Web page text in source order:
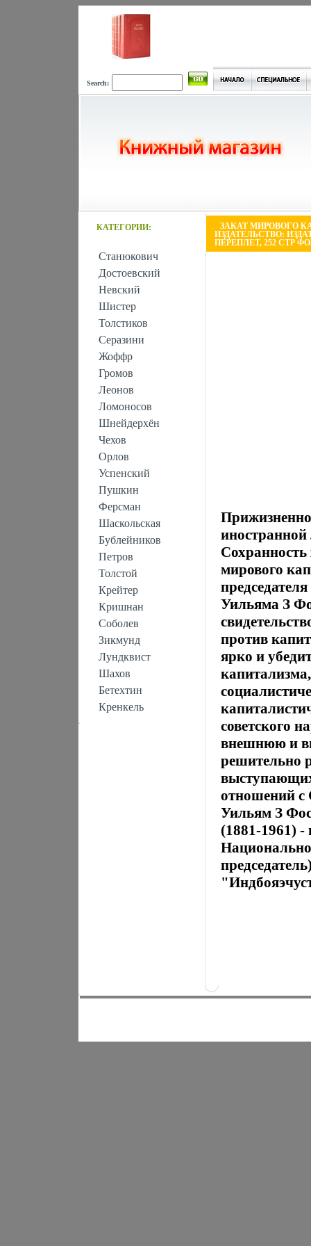
Search:
КАТЕГОРИИ:
Станюкович
Достоевский
Невский
Шистер
Толстиков
Серазини
Жоффр
Громов
Леонов
Ломоносов
Шнейдерхён
Чехов
Орлов
Успенский
Пушкин
Ферсман
Шаскольская
Бублейников
Петров
Толстой
Крейтер
Кришнан
Соболев
Зикмунд
Лундквист
Шахов
Бетехтин
Кренкель
ЗАКАТ МИРОВОГО
ИЗДАТЕЛЬСТВО:
ПЕРЕПЛЕТ, 252 СТР
иностранной
мирового
Уильяма З
против
ярко и
советского
внешнюю и
решительно
отношений с
Уильям З
(1881-1961) -